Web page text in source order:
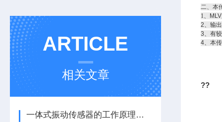
ARTICLE
相关文章
一体式振动传感器的工作原理是什么？
二、本
1、
2、输
3、有
4、本
??